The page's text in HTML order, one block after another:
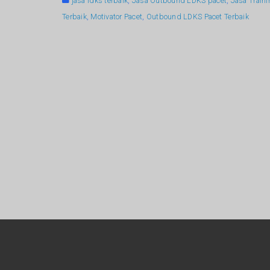
Terbaik, Motivator Pacet Outbound LDKS Pacet Terbaik